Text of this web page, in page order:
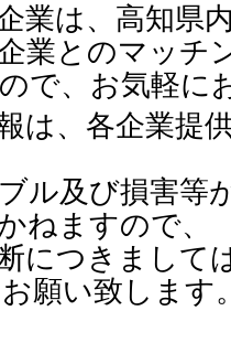
業は、高知県
業とのマッチ
で、お気軽に
は、各企業提
ル及び損害等
ねますので、
につきまして
願い致します